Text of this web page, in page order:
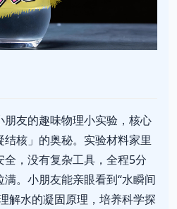
友的趣味物理小实验，核心
核」的奥秘。实验材料家里
，没有复杂工具，全程5分
。小朋友能亲眼看到“水瞬间
解水的凝固原理，培养科学探